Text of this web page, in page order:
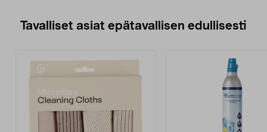
Tavalliset asiat epätavallisen edullisesti